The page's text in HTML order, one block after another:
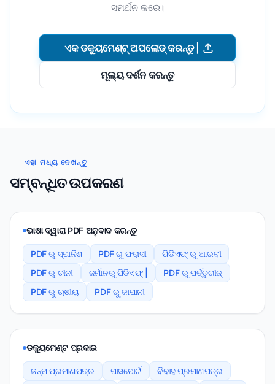
ସମର୍ଥନ କରେ।
ଏକ ଡକ୍ୟୁମେଣ୍ଟ୍ ଅପଲୋଡ୍ କରନ୍ତୁ |
ମୂଲ୍ୟ ଦର୍ଶନ କରନ୍ତୁ
ଏହା ମଧ୍ୟ ଦେଖନ୍ତୁ
ସମ୍ବନ୍ଧିତ ଉପକରଣ
ଭାଷା ଦ୍ୱାରା PDF ଅନୁବାଦ କରନ୍ତୁ
PDF ରୁ ସ୍ପାନିଶ PDF ରୁ ଫରାସୀ
ପିଡିଏଫ୍ ରୁ ଆରବୀ
PDF ରୁ ଚୀନୀ
ଜର୍ମାନରୁ ପିଡିଏଫ୍ |
PDF ରୁ ପର୍ତ୍ତୁଗୀଜ୍
PDF ରୁ ଋଷୀୟ
PDF ରୁ ଜାପାନୀ
ଡକ୍ୟୁମେଣ୍ଟ ପ୍ରକାର
ଜନ୍ମ ପ୍ରମାଣପତ୍ର ପାସପୋର୍ଟ
ବିବାହ ପ୍ରମାଣପତ୍ର